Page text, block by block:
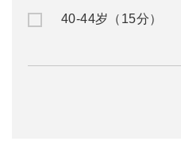
40-44岁（15分）